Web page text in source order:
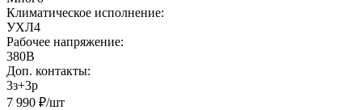
Климатическое исполнение:
УХЛ4
Рабочее напряжение:
380В
Доп. контакты:
3з+3р
7 990 ₽/шт